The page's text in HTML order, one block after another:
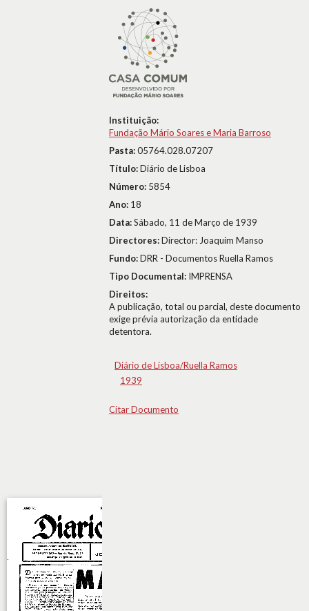
Instituição:
Fundação Mário Soares e Maria Barroso
Pasta:05764.028.07207
Título:Diário de Lisboa
Número: 5854
Ano: 18
Data:Sábado, 11 de Março de 1939
Directores:Director: Joaquim Manso
Fundo:DRR - Documentos Ruella Ramos
Tipo Documental: IMPRENSA
Direitos:
A publicação, total ou parcial, deste documento
exige prévia autorização da entidade
detentora.
Diário de Lisboa/Ruella Ramos
1939
Citar Documento